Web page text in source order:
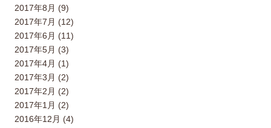
2017年8月 (9)
2017年7月 (12)
2017年6月 (11)
2017年5月 (3)
2017年4月 (1)
2017年3月 (2)
2017年2月 (2)
2017年1月 (2)
2016年12月 (4)